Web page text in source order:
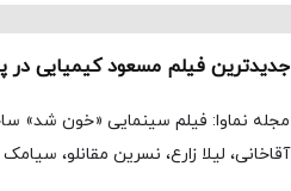
مجله نماوا: فیلم سینمایی «خون شد»
آقاخانی، لیلا زارع، نسرین مقانلو،